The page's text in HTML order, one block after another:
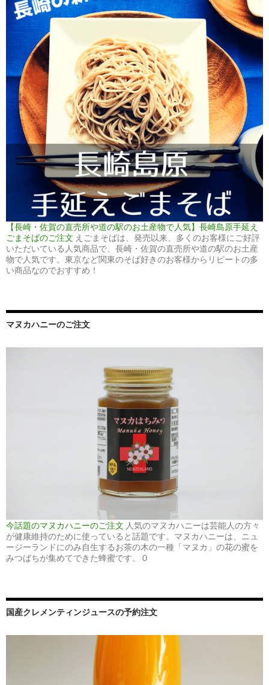
【長崎・佐賀の直売所や道の駅のお土産物で人気】長崎島原手延え
ごまそばのご注文 えごまそばは、発売以来、多くのお客様にご好評
いただいている人気商品で、長崎・佐賀の直売所や道の駅のお土産
物で人気です。東京など関東のそば好きのお客様からリピートの多
い商品なのでおすすめ！
マヌカハニーのご注文
今話題のマヌカハニーのご注文 人気のマヌカハニーは芸能人の方々
が健康維持のために使っていると話題です。マヌカハニーは、ニュ
ージーランドにのみ自生するお茶の木の一種「マヌカ」の花の蜜を
みつばちが集めてできた蜂蜜です。 0
国産クレメンティンジュースの予約注文